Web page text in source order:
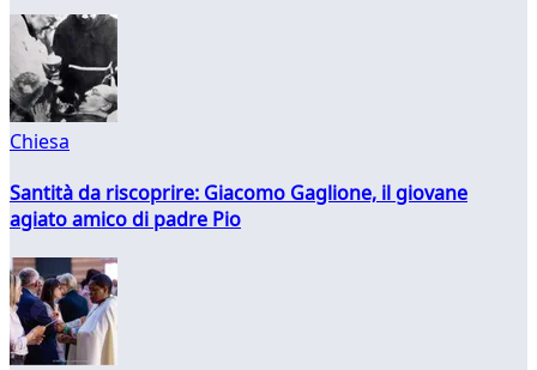
Chiesa
Santità da riscoprire: Giacomo Gaglione, il giovane
agiato amico di padre Pio